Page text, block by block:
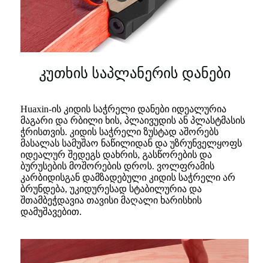
კუთხის საპლანერის დანები
Huaxin-ის კიდის საჭრელი დანები იდეალურია
მაგარი და რბილი ხის, პლაივუდის ან პლასტმასის
ჭრისთვის. კიდის საჭრელი ზუსტად აშორებს
მასალას სამუშაო ნაწილიდან და უზრუნველყოფს
იდეალურ შედეგს დახრის, გასწორების და
ბურუსების მოშორების დროს. ვოლფრამის
კარბიდისგან დამზადებული კიდის საჭრელი არ
ბრუნდება, უკიდურესად სტაბილურია და
შთამბეჭდავია თავისი მაღალი ხარისხის
დამუშავებით.